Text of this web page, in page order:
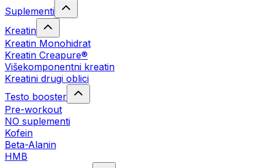
Suplementi
Kreatin
Kreatin Monohidrat
Kreatin Creapure®
Višekomponentni kreatin
Kreatini drugi oblici
Testo booster
Pre-workout
NO suplementi
Kofein
Beta-Alanin
HMB